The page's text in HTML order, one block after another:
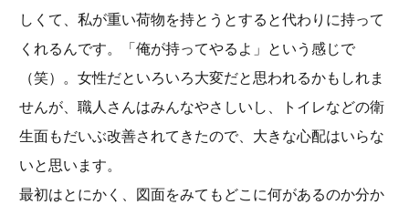
しくて、私が重い荷物を持とうとすると代わりに持って
くれるんです。「俺が持ってやるよ」という感じで
（笑）。女性だといろいろ大変だと思われるかもしれま
せんが、職人さんはみんなやさしいし、トイレなどの衛
生面もだいぶ改善されてきたので、大きな心配はいらな
いと思います。
最初はとにかく、図面をみてもどこに何があるのか分か